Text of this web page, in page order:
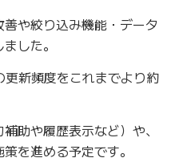
や絞り込み機能・データ
した。
新頻度をこれまでより約
助や履歴表示など）や、
を進める予定です。